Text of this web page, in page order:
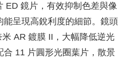
ED 鏡片，有效抑制色差與像
能呈現高銳利度的細節。鏡頭
AR 鍍膜 II，大幅降低逆光
合 11 片圓形光圈葉片，散景